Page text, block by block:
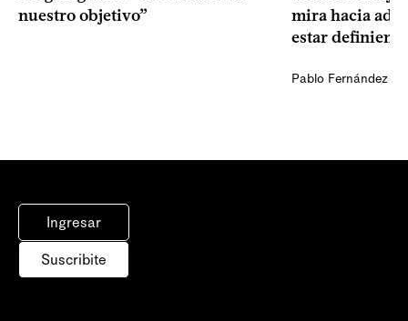
nuestro objetivo”
mira hacia
estar
Pablo Fernández
Ingresar
Suscribite